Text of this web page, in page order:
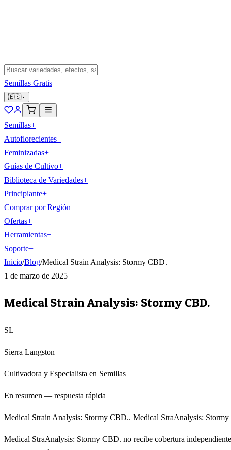
Semillas Gratis
🇪🇸
Semillas+
Autoflorecientes+
Feminizadas+
Guías de Cultivo+
Biblioteca de Variedades+
Principiante+
Comprar por Región+
Ofertas+
Herramientas+
Soporte+
Inicio/Blog/Medical Strain Analysis: Stormy CBD.
1 de marzo de 2025
Medical Strain Analysis: Stormy CBD.
SL
Sierra Langston
Cultivadora y Especialista en Semillas
En resumen — respuesta rápida
Medical Strain Analysis: Stormy CBD.. Medical StraAnalysis: Stormy
Medical StraAnalysis: Stormy CBD. no recibe cobertura